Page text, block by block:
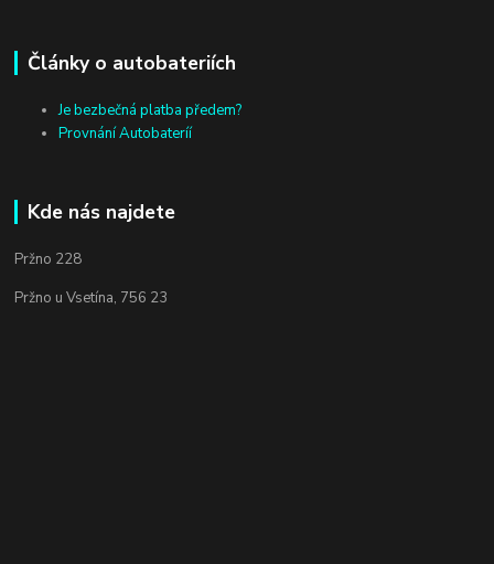
Články o autobateriích
Je bezbečná platba předem?
Provnání Autobateríí
Kde nás najdete
Pržno 228
Pržno u Vsetína, 756 23